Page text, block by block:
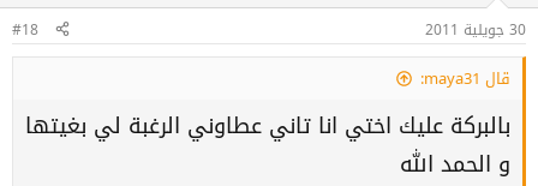
30 جويلية 2011 #18
قال maya31:
بالبركة عليك اختي انا تاني عطاوني الرغبة لي بغيتها
و الحمد الله